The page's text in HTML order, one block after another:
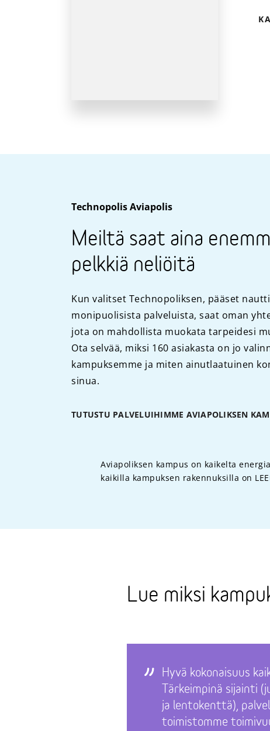
Technopolis Aviapolis
Meiltä saat aina
pelkkiä neliöitä
Kun valitset Technopoliksen, pääset
monipuolisista palveluista, saat oman
jota on mahdollista muokata tarpeidesi
Ota selvää, miksi 160 asiakasta on jo
kampuksemme ja miten ainutlaatuinen
sinua.
TUTUSTU PALVELUIHIMME AVIAPOLIKSEN
Aviapoliksen kampus on kaikelta
kaikilla kampuksen rakennuksilla on
Lue miksi
Hyvä kokonaisuus
Tärkeimpinä sijainti
ja lentokenttä),
toimistomme